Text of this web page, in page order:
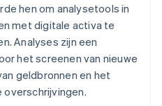
hen om analysetools in
met digitale activa te
Analyses zijn een
het screenen van nieuwe
geldbronnen en het